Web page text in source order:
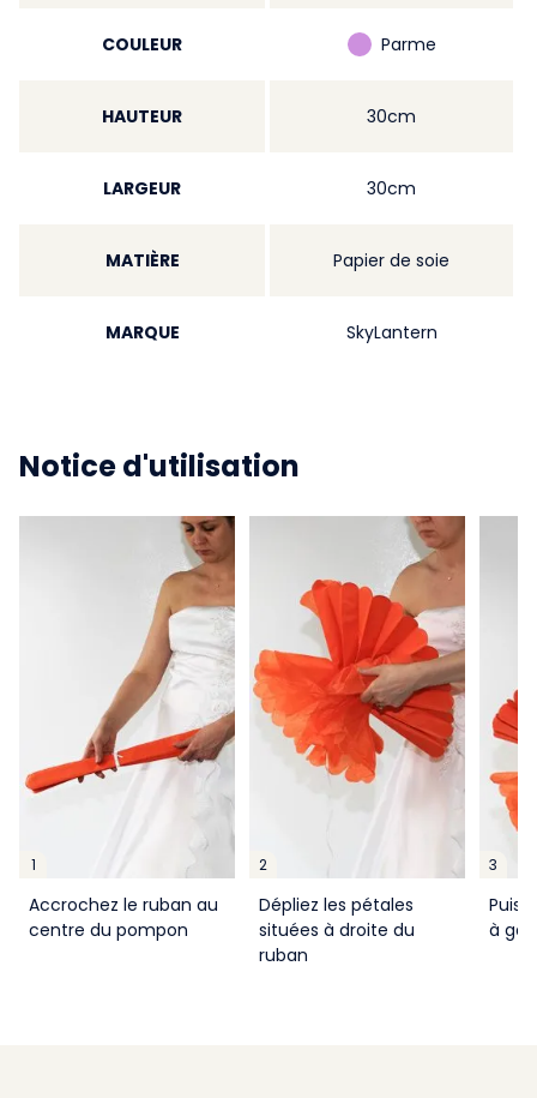
COULEUR Parme
HAUTEUR 30cm
LARGEUR 30cm
MATIÈRE Papier de soie
MARQUE SkyLantern
Notice d'utilisation
1
Accrochez le ruban au
centre du pompon
2
Dépliez les pétales
situées à droite du
ruban
3
Puis
à